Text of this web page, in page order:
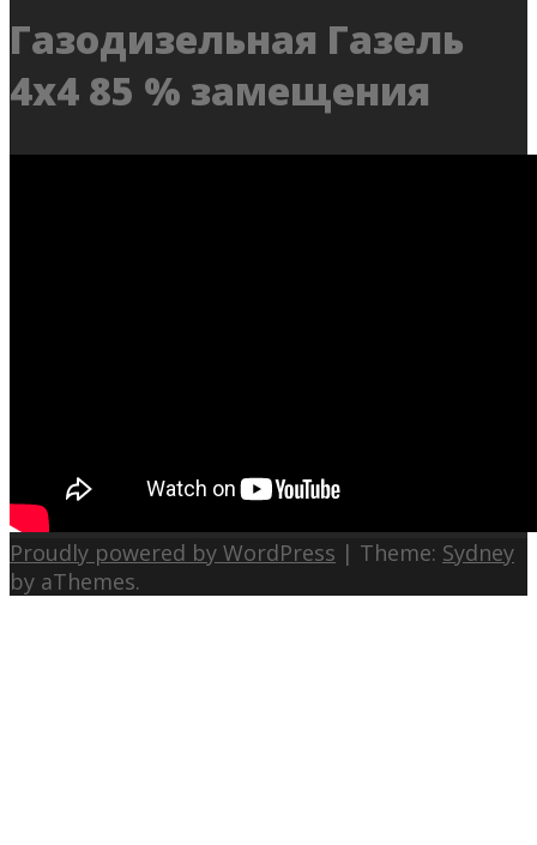
Газодизельная Газель
4х4 85 % замещения
Proudly powered by WordPress | Theme: Sydney
by aThemes.